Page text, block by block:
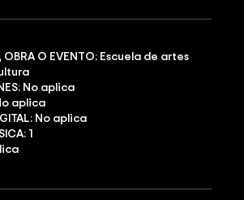
OBRA O EVENTO: Escuela de artes
No aplica
aplica
No aplica
1